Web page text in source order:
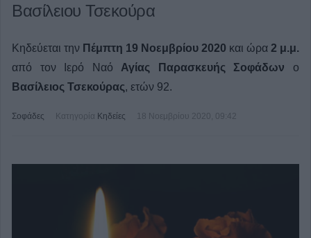
Βασίλειου Τσεκούρα
Κηδεύεται την Πέμπτη 19 Νοεμβρίου 2020 και ώρα 2 μ.μ.
από τον Ιερό Ναό Αγίας Παρασκευής Σοφάδων ο
Βασίλειος Τσεκούρας, ετών 92.
Σοφάδες Κατηγορία Κηδείες 18 Νοεμβρίου 2020, 09:42